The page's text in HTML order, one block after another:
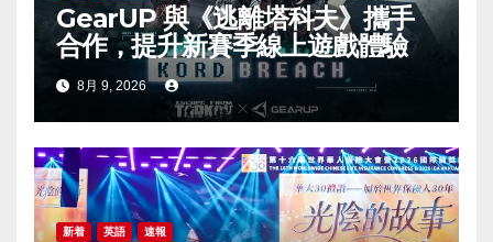
GearUP 與《逃離塔科夫》攜手
合作，提升新賽季線上遊戲體驗
8月 9, 2026
新着 英語 速報